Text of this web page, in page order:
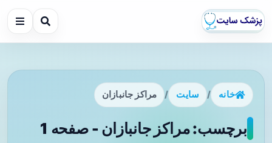
خانه / سایت / مراکز جانبازان
برچسب: مراکز جانبازان - صفحه 1